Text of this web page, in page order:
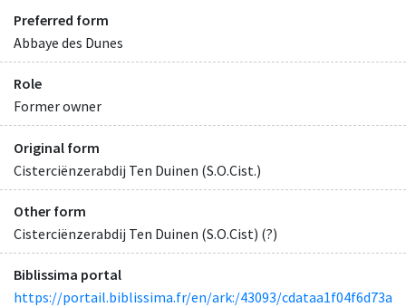
Preferred form
Abbaye des Dunes
Role
Former owner
Original form
Cisterciënzerabdij Ten Duinen (S.O.Cist.)
Other form
Cisterciënzerabdij Ten Duinen (S.O.Cist) (?)
Biblissima portal
https://portail.biblissima.fr/en/ark:/43093/cdataa1f04f6d73a